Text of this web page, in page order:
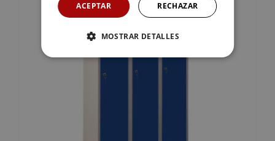
ACEPTAR RECHAZAR
MOSTRAR DETALLES